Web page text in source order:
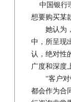
中国银行
想要购买某
她认为，
中，所呈现
认，绝对性
广度和深度
“客户对银
都会作为合